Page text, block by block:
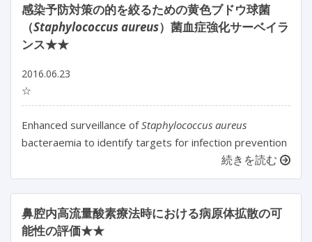
感染予防対策の的を絞るための黄色ブドウ球菌
（Staphylococcus aureus）菌血症強化サーベイラ
ンス★★
2016.06.23
☆
Enhanced surveillance ofStaphylococcus aureus
bacteraemia to identify targets for infection prevention
続きを読む
鼻腔内高流量酸素療法時における病原体拡散の可
能性の評価★★